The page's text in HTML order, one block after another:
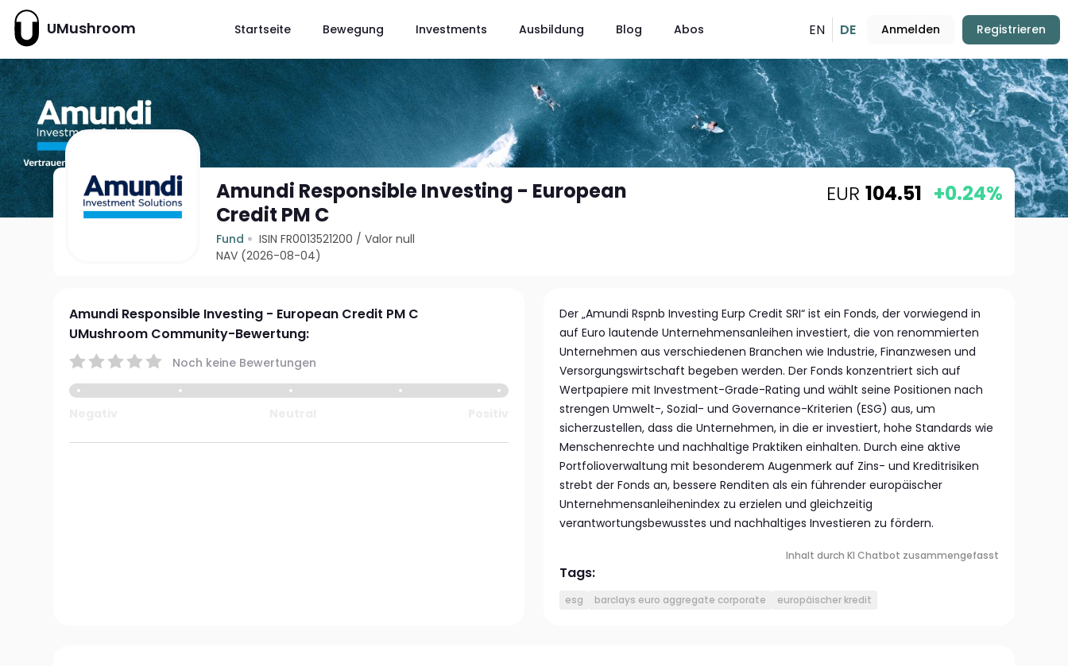
UMushroom Startseite Bewegung Investments Ausbildung Blog Abos EN DE Anmelden Registrieren
Amundi Responsible Investing - European
Credit PM C
Fund ISIN FR0013521200 /Valor null
NAV (2026-08-04)
EUR 104.51 +0.24%
Amundi Responsible Investing - European Credit PM C
UMushroom Community-Bewertung:
Noch keine Bewertungen
Der „Amundi Rspnb Investing Eurp Credit SRI“ ist ein Fonds, der vorwiegend in
auf Euro lautende Unternehmensanleihen investiert, die von renommierten
Unternehmen aus verschiedenen Branchen wie Industrie, Finanzwesen und
Versorgungswirtschaft begeben werden. Der Fonds konzentriert sich auf
Wertpapiere mit Investment-Grade-Rating und wählt seine Positionen nach
strengen Umwelt-, Sozial- und Governance-Kriterien (ESG) aus, um
sicherzustellen, dass die Unternehmen, in die er investiert, hohe Standards wie
Menschenrechte und nachhaltige Praktiken einhalten. Durch eine aktive
Portfolioverwaltung mit besonderem Augenmerk auf Zins- und Kreditrisiken
strebt der Fonds an, bessere Renditen als ein führender europäischer
Unternehmensanleihenindex zu erzielen und gleichzeitig
verantwortungsbewusstes und nachhaltiges Investieren zu fördern.
Inhalt durch KI Chatbot zusammengefasst
Tags:
esg barclays euro aggregate corporate europäischer kredit